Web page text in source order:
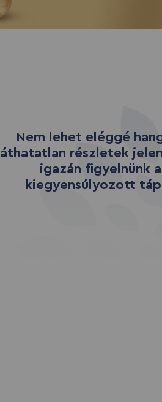
Nem lehet eléggé
láthatatlan részletek
igazán figyelnünk
kiegyensúlyozott